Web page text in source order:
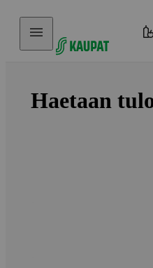
Hyppää sisältöön
Haetaan